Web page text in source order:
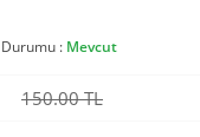
: Mevcut
150.00 TL